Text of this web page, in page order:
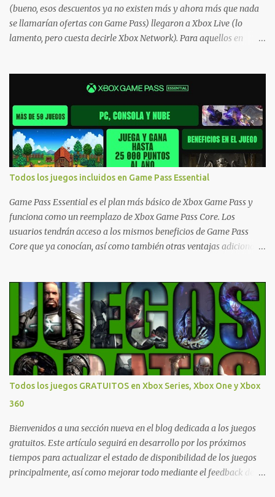
(bueno, esos descuentos ya no existen más y ahora más que nada
se llamarían ofertas con Game Pass) llegaron a Xbox Live (lo
lamento, pero cuesta decirle Xbox Network). Para aquellos en
jugarlos y mantener un progreso compartido en Windows PC y
Xbox, y tenemos un listado de juegos compatibles por acá . ¿Aún
necesitas una mano con las compras? Tenemos un tutorial extenso
o en vídeo para que se quiten todas las dudas generales de cómo
hacer compras en Xbox . Podes consultar un listado más completo
de promociones desde xbox.com. El post puede tener
actualizaciones regulares o cambios ante cualquier error. Ofertas
- Argentina Ofertas - Chile Ofertas - Colombia Ofertas - México
Ofertas - Estados Unidos Ofertas - España Todas las ofertas de
Xbox One también aplican a Xbox Series, a excepción de los jue...
Todos los juegos incluidos en Game Pass Essential
Game Pass Essential es el plan más básico de Xbox Game Pass y
funciona como un reemplazo de Xbox Game Pass Core. Los
usuarios tendrán acceso a los mismos beneficios de Game Pass
Core que ya conocían, así como también otras ventajas adicionales
que están en Xbox y PC, que van desde skins, desbloqueo de
personajes, paquetes de armas hasta emotes, monedas virtuales y
más para diferentes títulos. Todas estas ventajas se pueden
reclamar desde la sección de Game Pass o en tu aplicación de Xbox
yendo directamente a la pestaña de Game Pass. Essential también
ahora sumará el acceso a la Nube de Xbox, el cual nos permitite
jugar una pequeña porción de los juegos de la suscripción
mediante xCloud y más de 600 juegos compatibles si es que los
compramos previamente (con más títulos en camino a ser
compatibles con la función Transmite tu Propios Juegos). Pueden
leer más...
Todos los juegos GRATUITOS en Xbox Series, Xbox One y Xbox
360
Bienvenidos a una sección nueva en el blog dedicada a los juegos
gratuitos. Este artículo seguirá en desarrollo por los próximos
tiempos para actualizar el estado de disponibilidad de los juegos
principalmente, así como mejorar todo mediante el feedback de